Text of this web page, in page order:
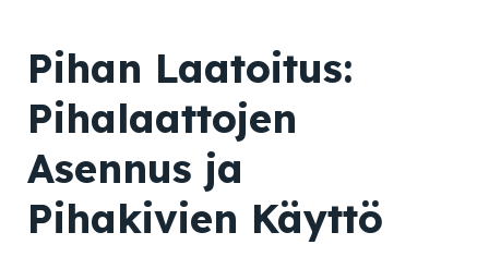
Pihan Laatoitus:
Pihalaattojen
Asennus ja
Pihakivien Käyttö